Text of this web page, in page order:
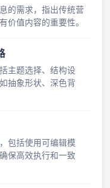
的需求，指出传统营
价值内容的重要性。
主题选择、结构设
抽象形状、深色背
包括使用可编辑模
保高效执行和一致